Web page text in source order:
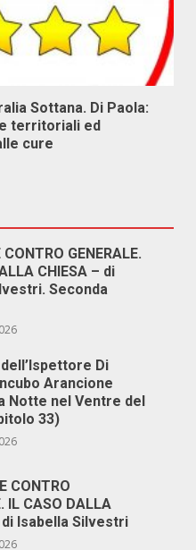
Sottana. Di Paola:
territoriali ed
cure
CONTRO GENERALE.
CHIESA – di
Seconda
Di
Arancione
Notte nel Ventre del
33)
CONTRO
IL CASO DALLA
di Isabella Silvestri